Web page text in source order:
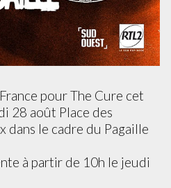
pour The Cure cet
28 août Place des
dans le cadre du Pagaille
à partir de 10h le jeudi